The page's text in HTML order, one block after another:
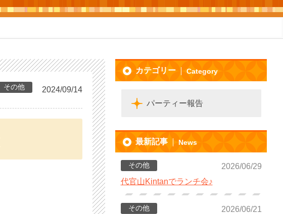
その他 2024/09/14
カテゴリー Category
パーティー報告
最新記事 News
その他
2026/06/29
代官山Kintanでランチ会♪
その他
2026/06/21